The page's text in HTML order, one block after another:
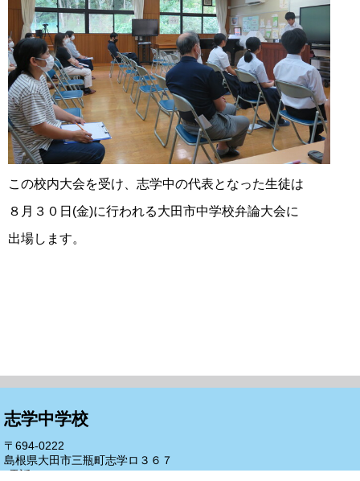
この校内大会を受け、志学中の代表となった生徒は
８ 月３０日(金)に行われる大田市中学校弁論大会に
出場します。
志学中学校
〒694-0222
島根県大田市三瓶町志学ロ３６７
(電話)0854-83-2208